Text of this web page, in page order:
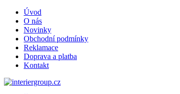
Úvod
O nás
Novinky
Obchodní podmínky
Reklamace
Doprava a platba
Kontakt